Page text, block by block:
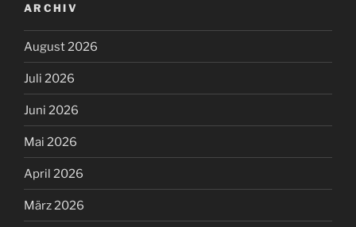
ARCHIV
August 2026
Juli 2026
Juni 2026
Mai 2026
April 2026
März 2026